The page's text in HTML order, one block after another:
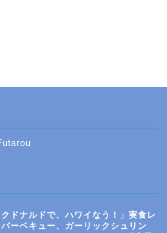
ドナルドで、ハワイなう！」実食レ
ーベキュー、ガーリックシュリン